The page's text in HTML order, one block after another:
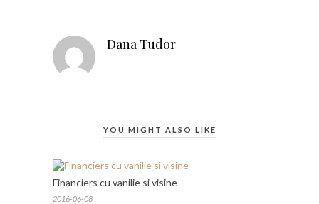
Dana Tudor
YOU MIGHT ALSO LIKE
Financiers cu vanilie si visine
2016-06-08